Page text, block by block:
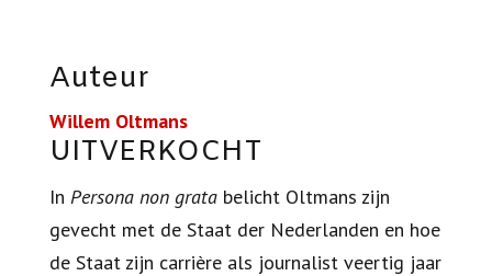
Auteur
Willem Oltmans
UITVERKOCHT
In Persona non gratabelicht Oltmans zijn
gevecht met de Staat der Nederlanden en hoe
de Staat zijn carrière als journalist veertig jaar